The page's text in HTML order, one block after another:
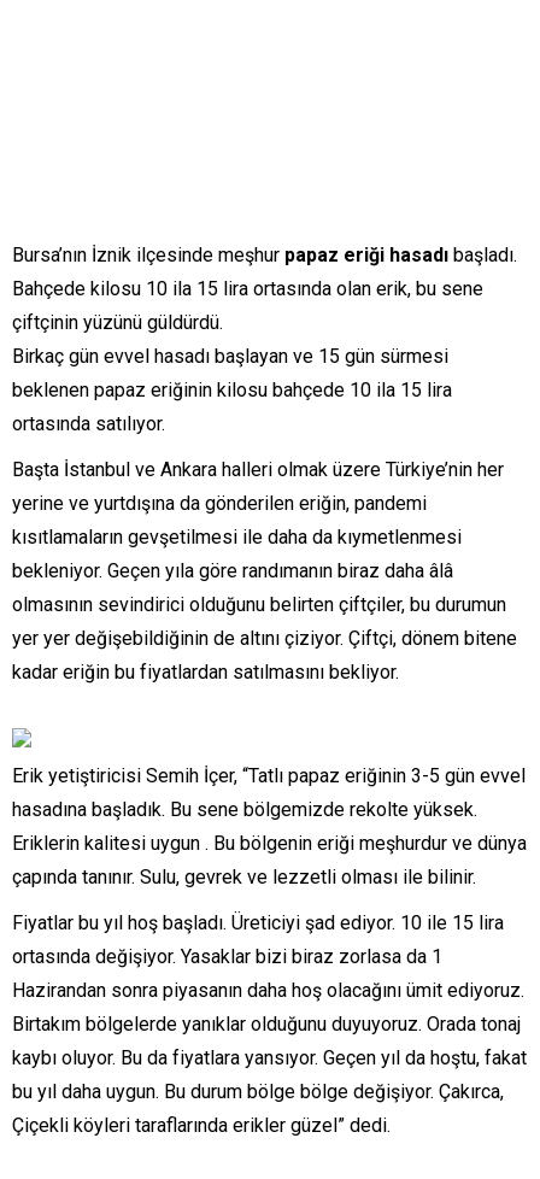
Bursa’nın İznik ilçesinde meşhur papaz eriği hasadı başladı.
Bahçede kilosu 10 ila 15 lira ortasında olan erik, bu sene
çiftçinin yüzünü güldürdü.
Birkaç gün evvel hasadı başlayan ve 15 gün sürmesi
beklenen papaz eriğinin kilosu bahçede 10 ila 15 lira
ortasında satılıyor.
Başta İstanbul ve Ankara halleri olmak üzere Türkiye’nin her
yerine ve yurtdışına da gönderilen eriğin, pandemi
kısıtlamaların gevşetilmesi ile daha da kıymetlenmesi
bekleniyor. Geçen yıla göre randımanın biraz daha âlâ
olmasının sevindirici olduğunu belirten çiftçiler, bu durumun
yer yer değişebildiğinin de altını çiziyor. Çiftçi, dönem bitene
kadar eriğin bu fiyatlardan satılmasını bekliyor.
Erik yetiştiricisi Semih İçer, “Tatlı papaz eriğinin 3-5 gün evvel
hasadına başladık. Bu sene bölgemizde rekolte yüksek.
Eriklerin kalitesi uygun . Bu bölgenin eriği meşhurdur ve dünya
çapında tanınır. Sulu, gevrek ve lezzetli olması ile bilinir.
Fiyatlar bu yıl hoş başladı. Üreticiyi şad ediyor. 10 ile 15 lira
ortasında değişiyor. Yasaklar bizi biraz zorlasa da 1
Hazirandan sonra piyasanın daha hoş olacağını ümit ediyoruz.
Birtakım bölgelerde yanıklar olduğunu duyuyoruz. Orada tonaj
kaybı oluyor. Bu da fiyatlara yansıyor. Geçen yıl da hoştu, fakat
bu yıl daha uygun. Bu durum bölge bölge değişiyor. Çakırca,
Çiçekli köyleri taraflarında erikler güzel” dedi.